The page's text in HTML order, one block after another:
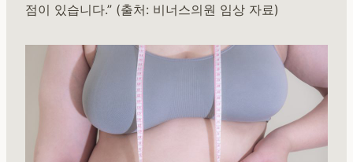
점이 있습니다.” (출처: 비너스의원 임상 자료)